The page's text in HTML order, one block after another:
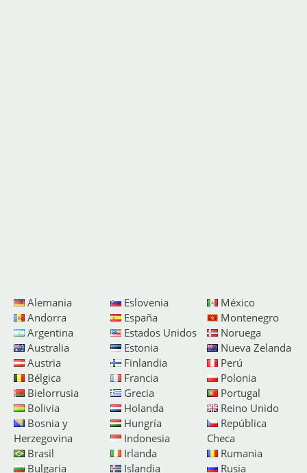
Alemania
Andorra
Argentina
Australia
Austria
Bélgica
Bielorrusia
Bolivia
Bosnia y
Herzegovina
Brasil
Bulgaria
Eslovenia
España
Estados Unidos
Estonia
Finlandia
Francia
Grecia
Holanda
Hungría
Indonesia
Irlanda
Islandia
México
Montenegro
Noruega
Nueva Zelanda
Perú
Polonia
Portugal
Reino Unido
República
Checa
Rumania
Rusia